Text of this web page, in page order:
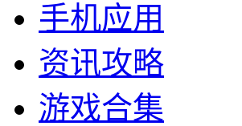
手机应用
资讯攻略
游戏合集